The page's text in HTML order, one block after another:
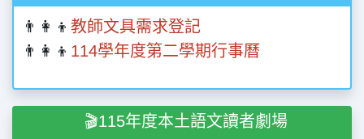
👨‍👩‍👦 教師文具需求登記
👨‍👩‍👦 114學年度第二學期行事曆
🎬115年度本土語文讀者劇場